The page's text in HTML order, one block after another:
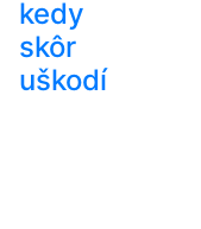
kedy
skôr
uškodí